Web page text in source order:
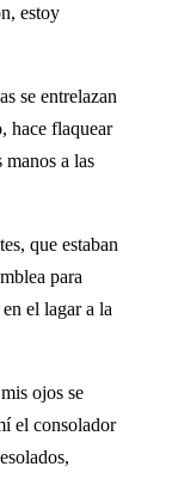
estoy
se entrelazan
hace flaquear
a las
que estaban
para
el lagar a la
ojos se
el consolador